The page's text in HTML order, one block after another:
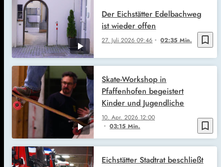
bookmark_border
27. Juli 202609:46 02:35 Min.
Der Eichstätter Edelbachweg
ist wieder offen
bookmark_border
10. Apr. 2026 12:00
03:15 Min.
Skate-Workshop in
Pfaffenhofen begeistert
Kinder und Jugendliche
Eichstätter Stadtrat beschließt